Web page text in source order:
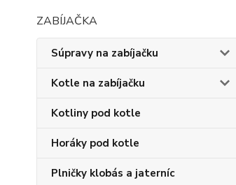
ZABÍJAČKA
Súpravy na zabíjačku
Kotle na zabíjačku
Kotliny pod kotle
Horáky pod kotle
Plničky klobás a jaterníc